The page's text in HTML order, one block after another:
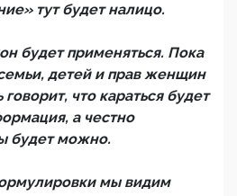
тут будет налицо.
будет применяться. Пока
детей и прав женщин
что караться будет
а честно
будет можно.
мы видим